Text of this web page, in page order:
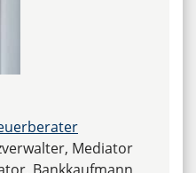
Mediator
Bankkaufmann